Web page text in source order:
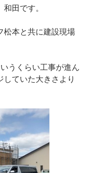
田です。
松本と共に建設現場
うくらい工事が進ん
ていた大きさより